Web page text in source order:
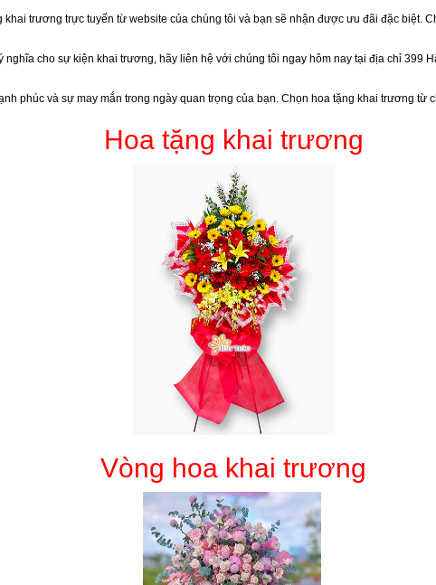
khai trương trực tuyến từ website của chúng tôi và bạn sẽ nhận được ưu đãi đặc biệt.
nghĩa cho sự kiện khai trương, hãy liên hệ với chúng tôi ngay hôm nay tại địa chỉ 399
phúc và sự may mắn trong ngày quan trọng của bạn. Chọn hoa tặng khai trương từ
Hoa tặng khai trương
Vòng hoa khai trương